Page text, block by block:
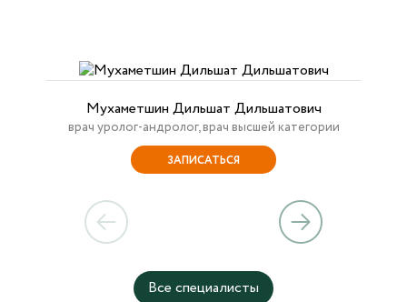
Мухаметшин Дильшат Дильшатович
врач уролог-андролог, врач высшей категории
ЗАПИСАТЬСЯ
Все специалисты